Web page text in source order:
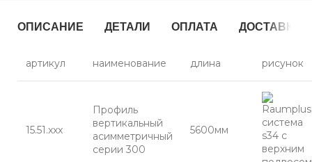
ОПИСАНИЕ ДЕТАЛИ ОПЛАТА ДОСТАВКА
артикул наименование длина рисунок
15.51.xxx
Профиль
вертикальный
асимметричный
серии 300
5600мм